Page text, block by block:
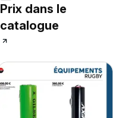
Prix dans le
catalogue